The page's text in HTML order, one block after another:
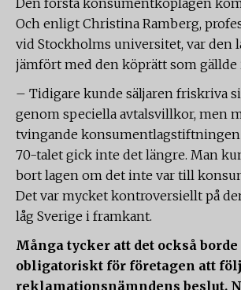
Den första konsumentköplagen
Och enligt Christina Ramberg,
vid Stockholms universitet, var den
jämfört med den köprätt som gällde
– Tidigare kunde säljaren friskriva
genom speciella avtalsvillkor, men
tvingande
70-talet gick inte det längre. Man
bort lagen om det inte var till
Det var mycket kontroversiellt på
låg Sverige i framkant.
Många tycker att det också borde
obligatoriskt för företagen att
reklamationsnämndens beslut.